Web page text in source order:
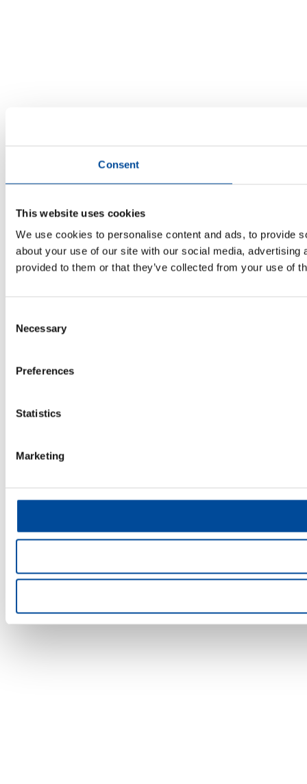
Consent
This website uses cookies
We use cookies to personalise content and ads, to provide
about your use of our site with our social media,
provided to them or that they’ve collected from your use of
Selection
Necessary
Preferences
Statistics
Marketing